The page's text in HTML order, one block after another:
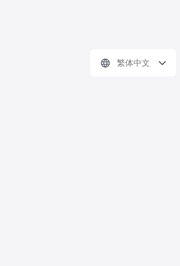
繁体中文